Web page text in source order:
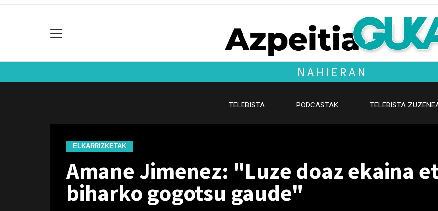
NAHIERAN
TELEBISTA PODCASTAK TELEBISTA
ELKARRIZKETAK
Amane Jimenez: "Luze doaz ekaina
biharko gogotsu gaude"